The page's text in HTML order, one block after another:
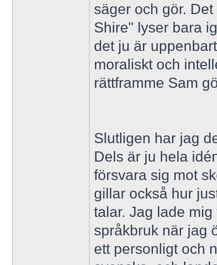
säger och gör.
Shire" lyser bara
det ju är
moraliskt och
rättframme Sam
Slutligen har jag
Dels är ju hela
försvara sig mot
gillar också hur
talar. Jag lade
språkbruk när jag
ett personligt och